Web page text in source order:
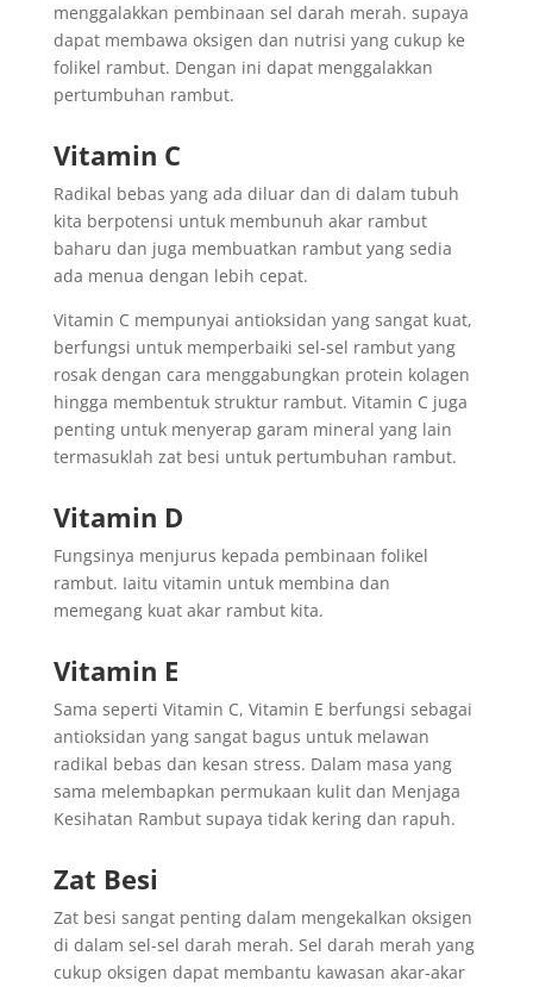
menggalakkan pembinaan sel darah merah. supaya
dapat membawa oksigen dan nutrisi yang cukup ke
folikel rambut. Dengan ini dapat menggalakkan
pertumbuhan rambut.
Vitamin C
Radikal bebas yang ada diluar dan di dalam tubuh
kita berpotensi untuk membunuh akar rambut
baharu dan juga membuatkan rambut yang sedia
ada menua dengan lebih cepat.
Vitamin C mempunyai antioksidan yang sangat kuat,
berfungsi untuk memperbaiki sel-sel rambut yang
rosak dengan cara menggabungkan protein kolagen
hingga membentuk struktur rambut. Vitamin C juga
penting untuk menyerap garam mineral yang lain
termasuklah zat besi untuk pertumbuhan rambut.
Vitamin D
Fungsinya menjurus kepada pembinaan folikel
rambut. Iaitu vitamin untuk membina dan
memegang kuat akar rambut kita.
Vitamin E
Sama seperti Vitamin C, Vitamin E berfungsi sebagai
antioksidan yang sangat bagus untuk melawan
radikal bebas dan kesan stress. Dalam masa yang
sama melembapkan permukaan kulit dan Menjaga
Kesihatan Rambut supaya tidak kering dan rapuh.
Zat Besi
Zat besi sangat penting dalam mengekalkan oksigen
di dalam sel-sel darah merah. Sel darah merah yang
cukup oksigen dapat membantu kawasan akar-akar